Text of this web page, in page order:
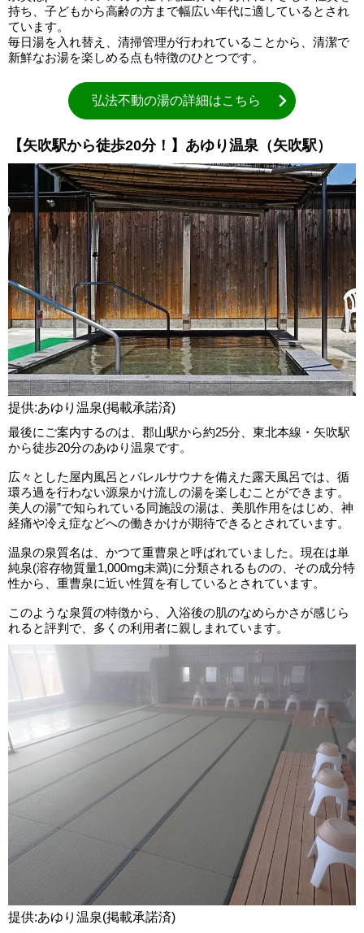
持ち、子どもから高齢の方まで幅広い年代に適しているとされ
ています。
毎日湯を入れ替え、清掃管理が行われていることから、清潔で
新鮮なお湯を楽しめる点も特徴のひとつです。
弘法不動の湯の詳細はこちら
【矢吹駅から徒歩20分！】あゆり温泉（矢吹駅）
提供:あゆり温泉(掲載承諾済)
最後にご案内するのは、郡山駅から約25分、東北本線・矢吹駅
から徒歩20分のあゆり温泉です。
広々とした屋内風呂とバレルサウナを備えた露天風呂では、循
環ろ過を行わない源泉かけ流しの湯を楽しむことができます。
美人の湯”で知られている同施設の湯は、美肌作用をはじめ、神
経痛や冷え症などへの働きかけが期待できるとされています。
温泉の泉質名は、かつて重曹泉と呼ばれていました。現在は単
純泉(溶存物質量1,000mg未満)に分類されるものの、その成分特
性から、重曹泉に近い性質を有しているとされています。
このような泉質の特徴から、入浴後の肌のなめらかさが感じら
れると評判で、多くの利用者に親しまれています。
提供:あゆり温泉(掲載承諾済)